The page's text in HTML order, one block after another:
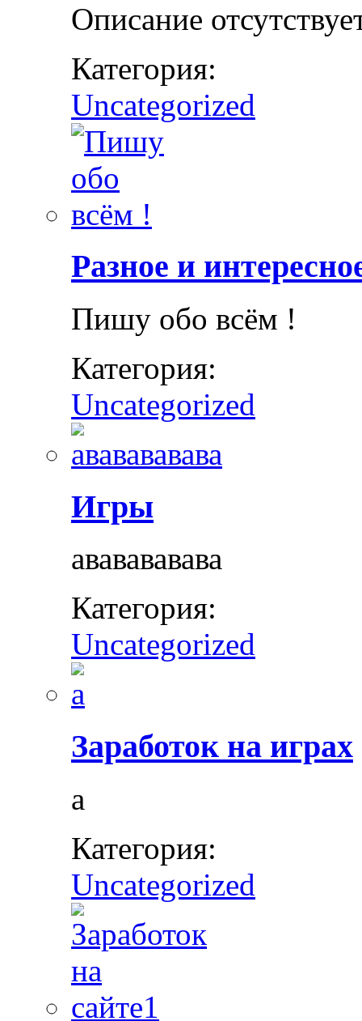
Описание
Категория:
Uncategorized
Разное и
Пишу обо всём !
Категория:
Uncategorized
Игры
ававававава
Категория:
Uncategorized
Заработок на играх
а
Категория:
Uncategorized